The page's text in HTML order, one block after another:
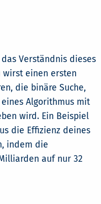
Verständnis dieses
wirst einen ersten
die binäre Suche,
Algorithmus mit
wird. Ein Beispiel
die Effizienz deines
indem die
auf nur 32